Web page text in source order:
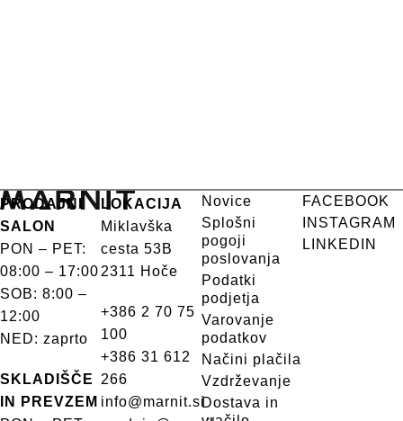
PRODAJNI
SALON
PON – PET:
08:00 – 17:00
SOB: 8:00 –
12:00
NED: zaprto
SKLADIŠČE
IN PREVZEM
LOKACIJA
Miklavška
cesta 53B
2311 Hoče
+386 2 70 75
100
+386 31 612
266
info@marnit.si
Novice
Splošni
pogoji
poslovanja
Podatki
podjetja
Varovanje
podatkov
Načini plačila
Vzdrževanje
Dostava in
FACEBOOK
INSTAGRAM
LINKEDIN